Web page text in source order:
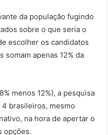
da população fugindo
sobre o que seria o
escolher os candidatos
somam apenas 12% da
menos 12%), a pesquisa
4 brasileiros, mesmo
na hora de apertar o
opções.